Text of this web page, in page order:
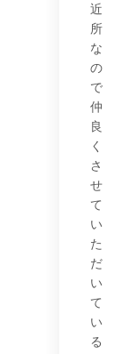
近
所
な
の
で
仲
良
く
さ
せ
て
い
た
だ
い
て
い
る